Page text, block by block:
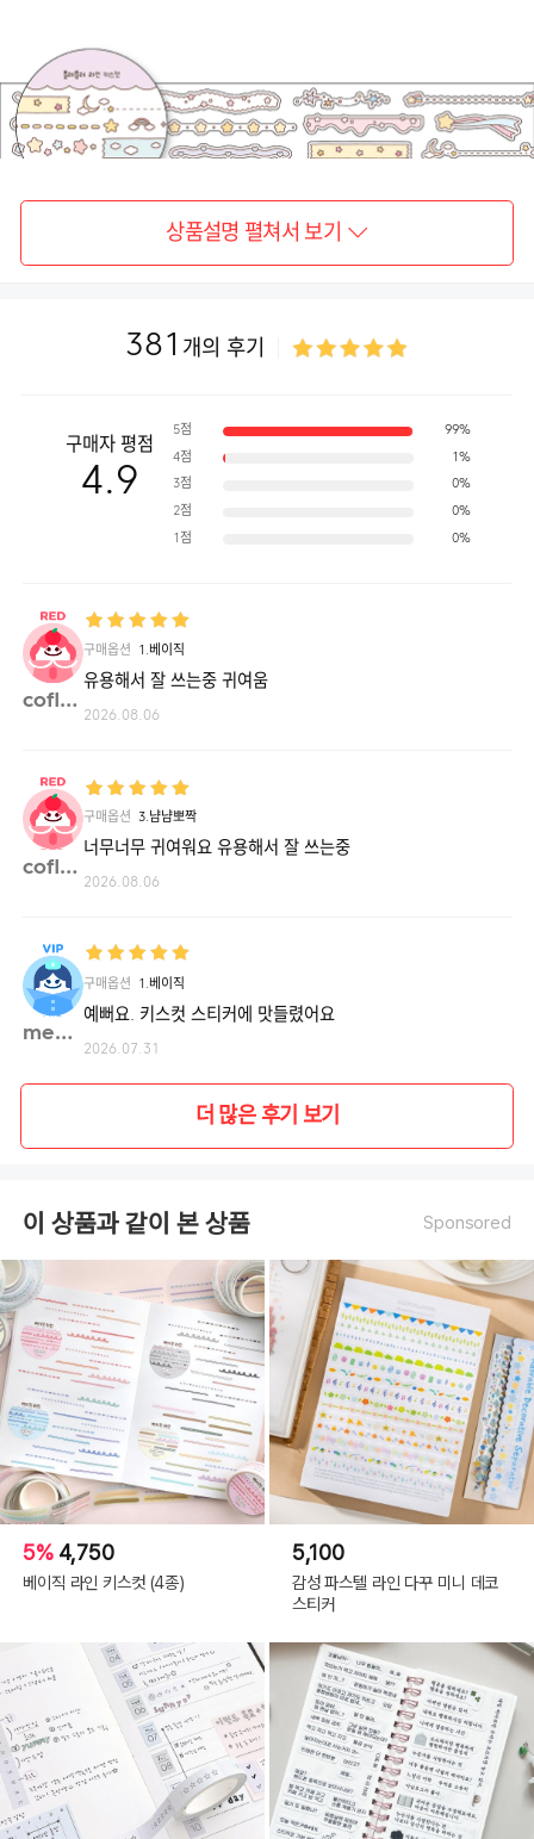
상품설명 펼쳐서 보기
381 개의 후기
구매자 평점
4.9
5점 99%
4점 1%
3점 0%
2점 0%
1점 0%
cofla**
구매옵션 1.베이직
유용해서 잘 쓰는중 귀여움
2026.08.06
cofla**
구매옵션 3.냠냠뽀짝
너무너무 귀여워요 유용해서 잘 쓰는중
2026.08.06
me04**
구매옵션 1.베이직
예뻐요. 키스컷 스티커에 맛들렸어요
2026.07.31
더 많은 후기 보기
이 상품과 같이 본 상품 Sponsored
5% 4,750
베이직 라인 키스컷 (4종)
5,100
감성 파스텔 라인 다꾸 미니 데코
스티커